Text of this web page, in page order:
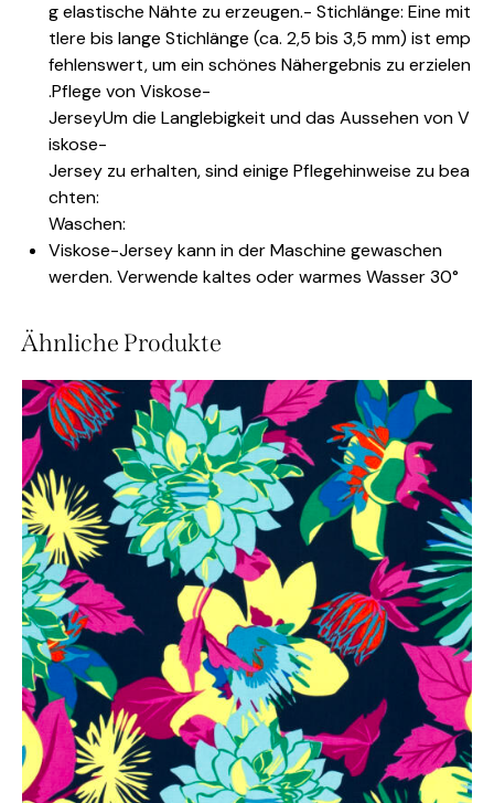
g elastische Nähte zu erzeugen.- Stichlänge: Eine mit
tlere bis lange Stichlänge (ca. 2,5 bis 3,5 mm) ist emp
fehlenswert, um ein schönes Nähergebnis zu erzielen
.Pflege von Viskose-
JerseyUm die Langlebigkeit und das Aussehen von V
iskose-
Jersey zu erhalten, sind einige Pflegehinweise zu bea
chten:
Waschen:
Viskose-Jersey kann in der Maschine gewaschen
werden. Verwende kaltes oder warmes Wasser 30°
Ähnliche Produkte